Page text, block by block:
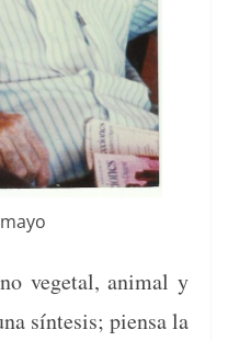
veg­e­tal, ani­mal y
sín­te­sis; pien­sa la